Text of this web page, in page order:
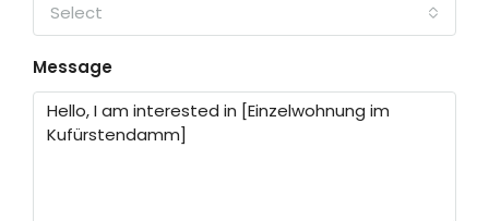
Select
Message